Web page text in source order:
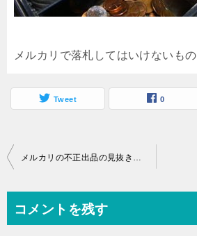
メルカリで落札してはいけないもの
Tweet 0
投
ビ
メルカリの不正出品の見抜き方！買ってはいけない出品商品
コメントを残す